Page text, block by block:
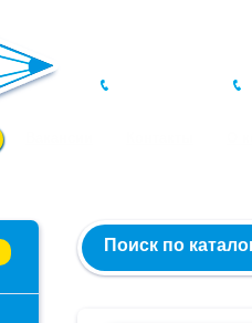
Поиск по